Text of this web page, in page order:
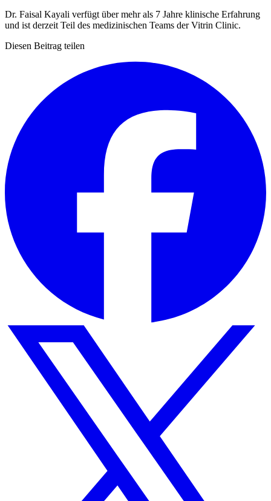
Dr. Faisal Kayali verfügt über mehr als 7 Jahre klinische Erfahrung
und ist derzeit Teil des medizinischen Teams der Vitrin Clinic.
Diesen Beitrag teilen